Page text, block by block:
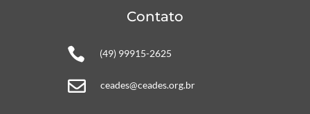
Contato
 (49) 99915-2625
 ceades@ceades.org.br